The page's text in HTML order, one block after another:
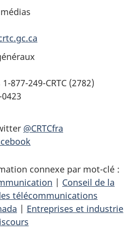
877-249-CRTC (2782)
@CRTCfra
connexe par mot-clé :
| Conseil de la
télécommunications
| Entreprises et industrie